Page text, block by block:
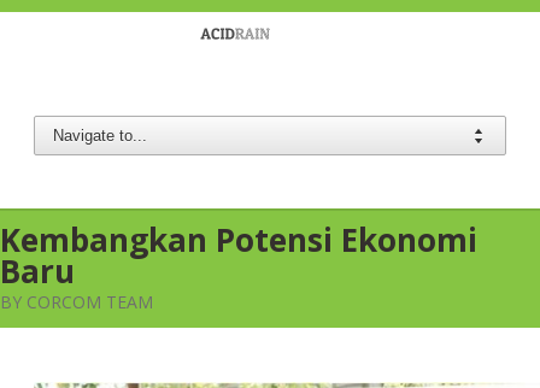
Kembangkan Potensi Ekonomi
Baru
BY CORCOM TEAM